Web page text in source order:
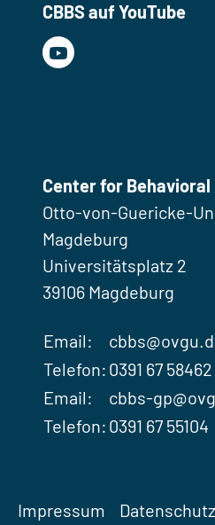
CBBS auf YouTube
Center for
Otto-von-Guericke-
Magdeburg
Universitätsplatz 2
39106 Magdeburg
Email:
Telefon: 0391 67 58462
Email:
cbbs-
Telefon: 0391 67 55104
Impressum Datenschutz